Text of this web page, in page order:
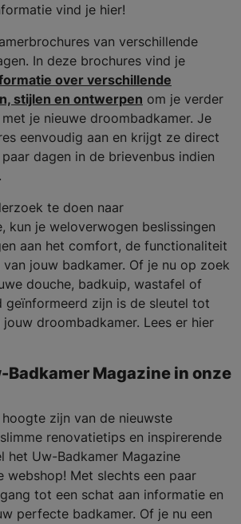
vind je hier!
van verschillende
In deze brochures vind je
over verschillende
stijlen en ontwerpen om je verder
je nieuwe droombadkamer. Je
eenvoudig aan en krijgt ze direct
dagen in de brievenbus indien
te doen naar
kun je weloverwogen beslissingen
aan het comfort, de functionaliteit
jouw badkamer. Of je nu op zoek
douche, badkuip, wastafel of
geïnformeerd zijn is de sleutel tot
droombadkamer. Lees er hier
Badkamer Magazine in onze
zijn van de nieuwste
renovatietips en inspirerende
het Uw-Badkamer Magazine
webshop! Met slechts een paar
tot een schat aan informatie en
perfecte badkamer. Of je nu een